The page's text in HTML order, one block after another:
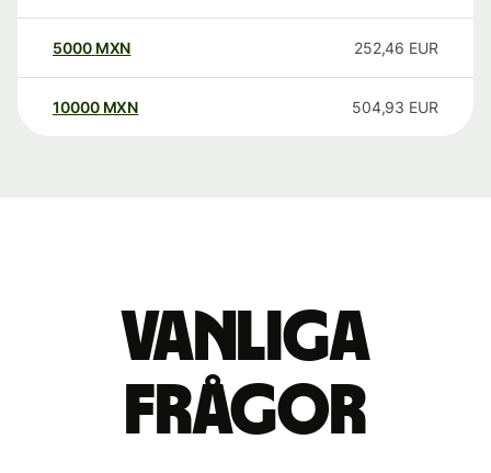
5000 MXN 252,46 EUR
10000 MXN 504,93 EUR
Vanliga
frågor